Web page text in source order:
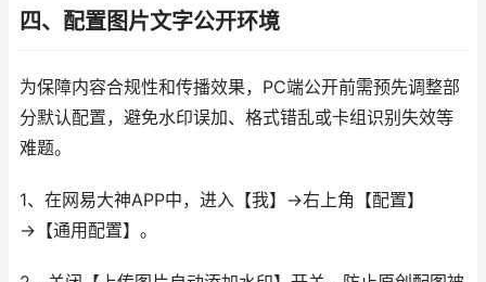
四、配置图片文字公开环境
为保障内容合规性和传播效果，PC端公开前需预先调整部
分默认配置，避免水印误加、格式错乱或卡组识别失效等
难题。
1、在网易大神APP中，进入【我】→右上角【配置】
→【通用配置】。